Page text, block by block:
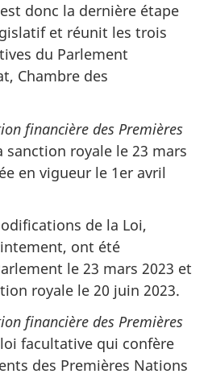
donc la dernière étape
et réunit les trois
du Parlement
Chambre des
financière des Premières
sanction royale le 23 mars
en vigueur le 1er avril
de la Loi,
ont été
le 23 mars 2023 et
royale le 20 juin 2023.
financière des Premières
facultative qui confère
des Premières Nations